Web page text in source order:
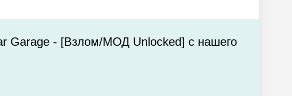
Garage - [Взлом/МОД Unlocked] с нашего